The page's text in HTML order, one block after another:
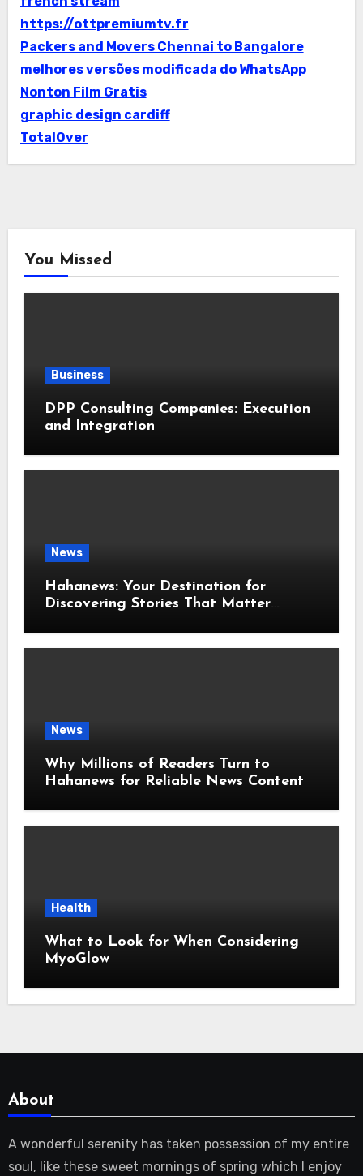
https://ottpremiumtv.fr
Packers and Movers Chennai to Bangalore
melhores versões modificada do WhatsApp
Nonton Film Gratis
graphic design cardiff
TotalOver
You Missed
Business
DPP Consulting Companies: Execution
and Integration
News
Hahanews: Your Destination for
Discovering Stories That Matter
News
Why Millions of Readers Turn to
Hahanews for Reliable News Content
Health
What to Look for When Considering
MyoGlow
About
A wonderful serenity has taken possession of my entire
soul, like these sweet mornings of spring which I enjoy